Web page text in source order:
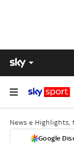
News e
Google